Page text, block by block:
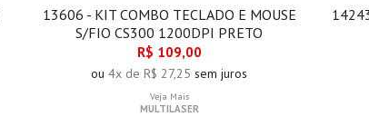
13606 - KIT COMBO TECLADO E MOUSE
S/FIO CS300 1200DPI PRETO
R$ 109,00
ou 4x de R$ 27,25 sem juros
Veja Mais
MULTILASER